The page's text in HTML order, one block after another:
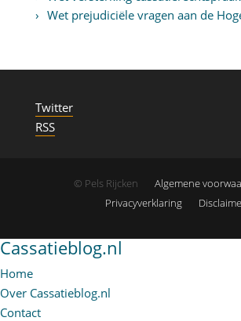
Wet prejudiciële vragen aan de
Twitter
RSS
© Pels Rijcken
Algemene
Privacyverklaring
Cassatieblog.nl
Home
Over Cassatieblog.nl
Contact